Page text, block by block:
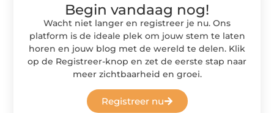
Begin vandaag nog!
Wacht niet langer en registreer je nu. Ons
platform is de ideale plek om jouw stem te laten
horen en jouw blog met de wereld te delen. Klik
op de Registreer-knop en zet de eerste stap naar
meer zichtbaarheid en groei.
Registreer nu